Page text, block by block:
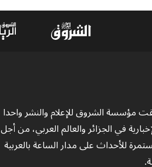
2005 أطلقت مؤسسة الشروق للإعلام والنشر واحدا
في الجزائر والعالم العربي، من أجل
للأحداث على مدار الساعة بالعربية